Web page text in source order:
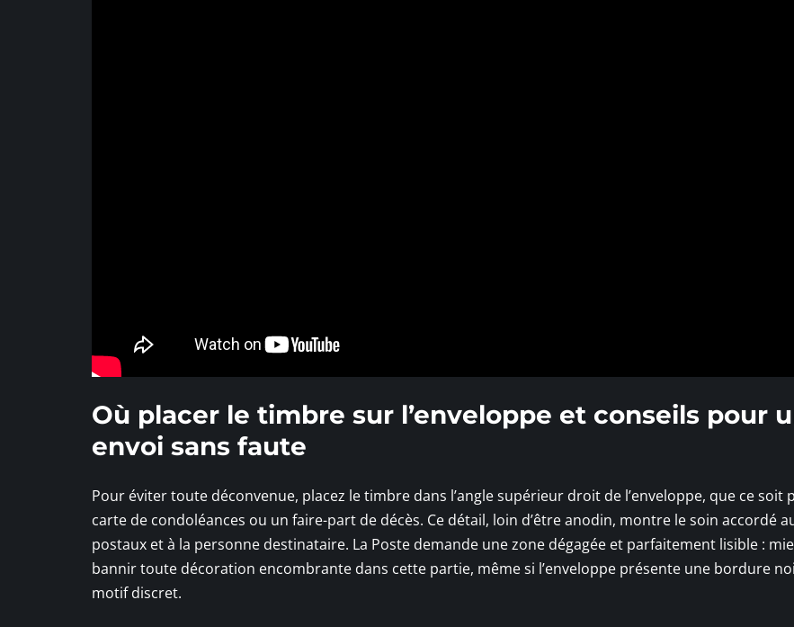
Où placer le timbre sur l’enveloppe et conseils pour
envoi sans faute
Pour éviter toute déconvenue, placez le timbre dans l’angle supérieur droit de l’enveloppe, que ce soit
carte de condoléances ou un faire-part de décès. Ce détail, loin d’être anodin, montre le soin accordé
postaux et à la personne destinataire. La Poste demande une zone dégagée et parfaitement lisible :
bannir toute décoration encombrante dans cette partie, même si l’enveloppe présente une bordure
motif discret.